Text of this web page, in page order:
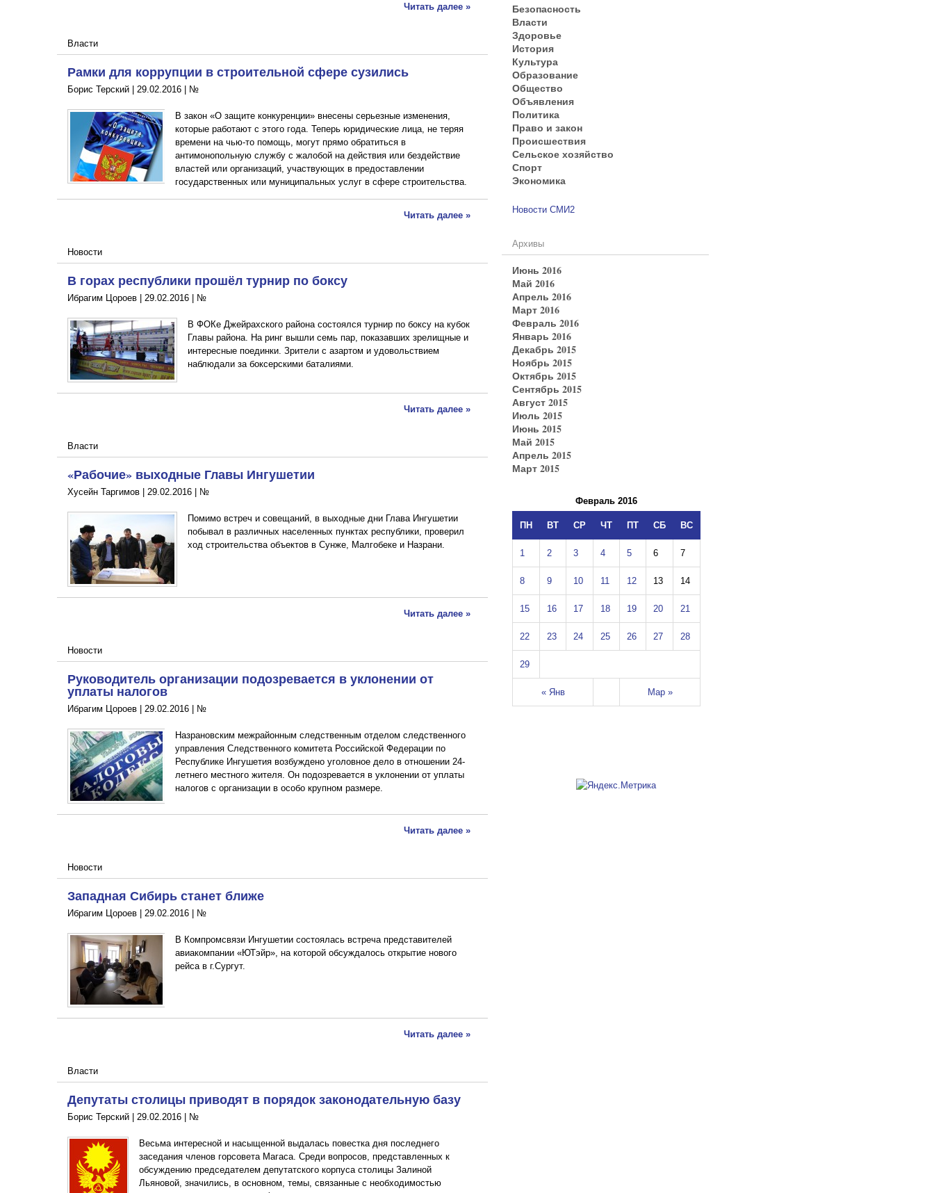
Читать далее »
Власти
Рамки для коррупции в строительной сфере сузились
Борис Терский | 29.02.2016 | №
В закон «О защите конкуренции» внесены серьезные изменения,
которые работают с этого года. Теперь юридические лица, не теряя
времени на чью-то помощь, могут прямо обратиться в
антимонопольную службу с жалобой на действия или бездействие
властей или организаций, участвующих в предоставлении
государственных или муниципальных услуг в сфере строительства.
Читать далее »
Новости
В горах республики прошёл турнир по боксу
Ибрагим Цороев | 29.02.2016 | №
В ФОКе Джейрахского района состоялся турнир по боксу на кубок
Главы района. На ринг вышли семь пар, показавших зрелищные и
интересные поединки. Зрители с азартом и удовольствием
наблюдали за боксерскими баталиями.
Читать далее »
Власти
«Рабочие» выходные Главы Ингушетии
Хусейн Таргимов | 29.02.2016 №
Помимо встреч и совещаний, в выходные дни Глава Ингушетии
побывал в различных населенных пунктах республики, проверил
ход строительства объектов в Сунже, Малгобеке и Назрани.
Читать далее »
Новости
Руководитель организации подозревается в уклонении от
уплаты налогов
Ибрагим Цороев | 29.02.2016 №
Назрановским межрайонным следственным отделом следственного
управления Следственного комитета Российской Федерации по
Республике Ингушетия возбуждено уголовное дело в отношении 24-
летнего местного жителя. Он подозревается в уклонении от уплаты
налогов с организации в особо крупном размере.
Читать далее »
Новости
Западная Сибирь станет ближе
Ибрагим Цороев | 29.02.2016 | №
В Компромсвязи Ингушетии состоялась встреча представителей
авиакомпании «ЮТэйр», на которой обсуждалось открытие нового
рейса в г.Сургут.
Читать далее »
Власти
Депутаты столицы приводят в порядок законодательную базу
Борис Терский | 29.02.2016 №
Весьма интересной и насыщенной выдалась повестка дня последнего
заседания членов горсовета Магаса. Среди вопросов, представленных к
обсуждению председателем депутатского корпуса столицы Залиной
Льяновой, значились, в основном, темы, связанные с необходимостью
Безопасность
Власти
Здоровье
История
Культура
Образование
Общество
Объявления
Политика
Право и закон
Происшествия
Сельское хозяйство
Спорт
Экономика
Новости СМИ2
Архивы
Июнь 2016
Май 2016
Апрель 2016
Март 2016
Февраль 2016
Январь 2016
Декабрь 2015
Ноябрь 2015
Октябрь 2015
Сентябрь 2015
Август 2015
Июль 2015
Июнь 2015
Май 2015
Апрель 2015
Март 2015
Февраль 2016
ПН ВТ СР ЧТ ПТ СБ ВС
« Янв Мар »
1 2 3 4 5 6 7
8 9 10 11 12 13 14
15 16 17 18 19 20 21
22 23 24 25 26 27 28
29